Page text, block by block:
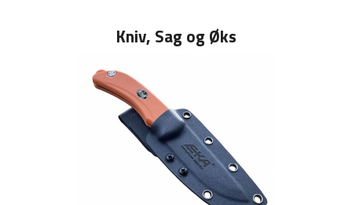
Kniv, Sag og Øks